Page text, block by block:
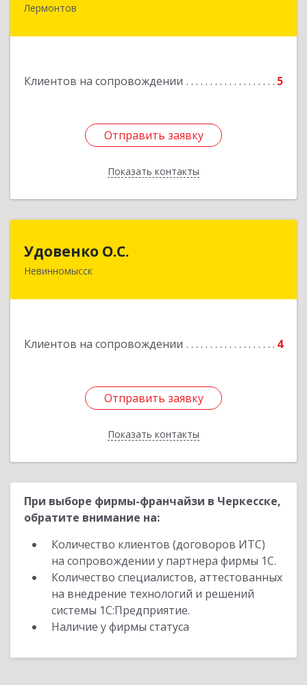
Лермонтов
Клиентов на сопровождении 5
Отправить заявку
Показать контакты
Отправить заявку
Назад
Удовенко О.С.
Невинномысск
Клиентов на сопровождении 4
Отправить заявку
Показать контакты
357 100, г.Невинномысск, ул.Революцеонная,
Отправить заявку
Назад
При выборе фирмы-франчайзи в Черкесске,
обратите внимание на:
Количество клиентов (договоров ИТС)
на сопровождении у партнера фирмы 1С.
Количество специалистов, аттестованных
на внедрение технологий и решений
системы 1С:Предприятие.
Наличие у фирмы статуса